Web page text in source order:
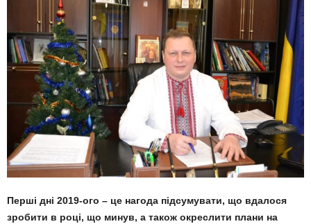
Перші дні 2019-ого – це нагода підсумувати, що вдалося
зробити в році, що минув, а також ок­реслити плани на